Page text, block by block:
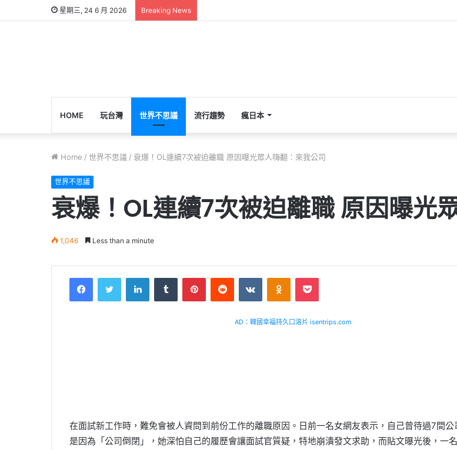
星期三, 24 6 月 2026 Breaking News
HOME 玩台灣 世界不思議 流行趨勢 瘋日本
Home / 世界不思議 / 衰爆！OL連續7次被迫離職 原因曝光眾人嗨翻：來我公司
世界不思議
衰爆！OL連續7次被迫離職 原因曝光
1,046 Less than a minute
AD：韓國幸福持久口溶片 isentrips.com
在面試新工作時，難免會被人資問到前份工作的離職原因。日前一名女網友表示，自己曾待過7間
是因為「公司倒閉」，她深怕自己的履歷會讓面試官質疑，特地崩潰發文求助，而貼文曝光後，一